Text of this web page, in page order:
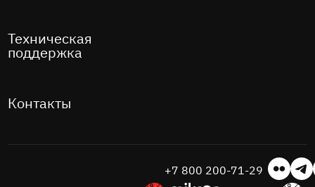
Техническая
поддержка
Контакты
+7 800 200-71-29